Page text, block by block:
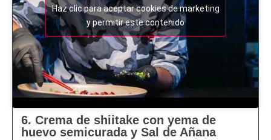
Haz clic para aceptar cookies de marketing
y permitir este contenido
6. Crema de shiitake con yema de
huevo semicurada y Sal de Añana